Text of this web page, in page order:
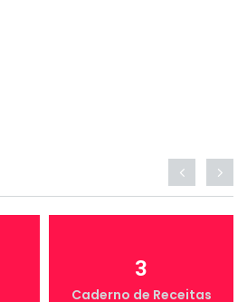
3
Caderno de Receitas